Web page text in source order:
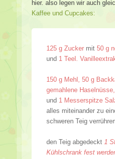
hier. also legen wir auch
Kaffee und Cupcakes:
125 g Zucker mit 50 g
und 1 Teel.
150 g Mehl, 50 g
gemahlene
und 1 Messerspitze
alles miteinander zu
schweren Teig
den Teig abgedeckt 1
Kühlschrank fest